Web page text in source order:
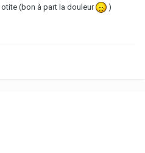
(bon à part la douleur
)